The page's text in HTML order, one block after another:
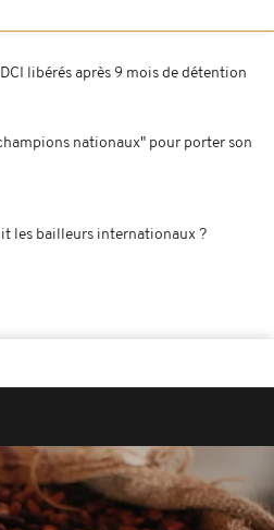
libérés après 9 mois de détention
nationaux" pour porter son
les bailleurs internationaux ?